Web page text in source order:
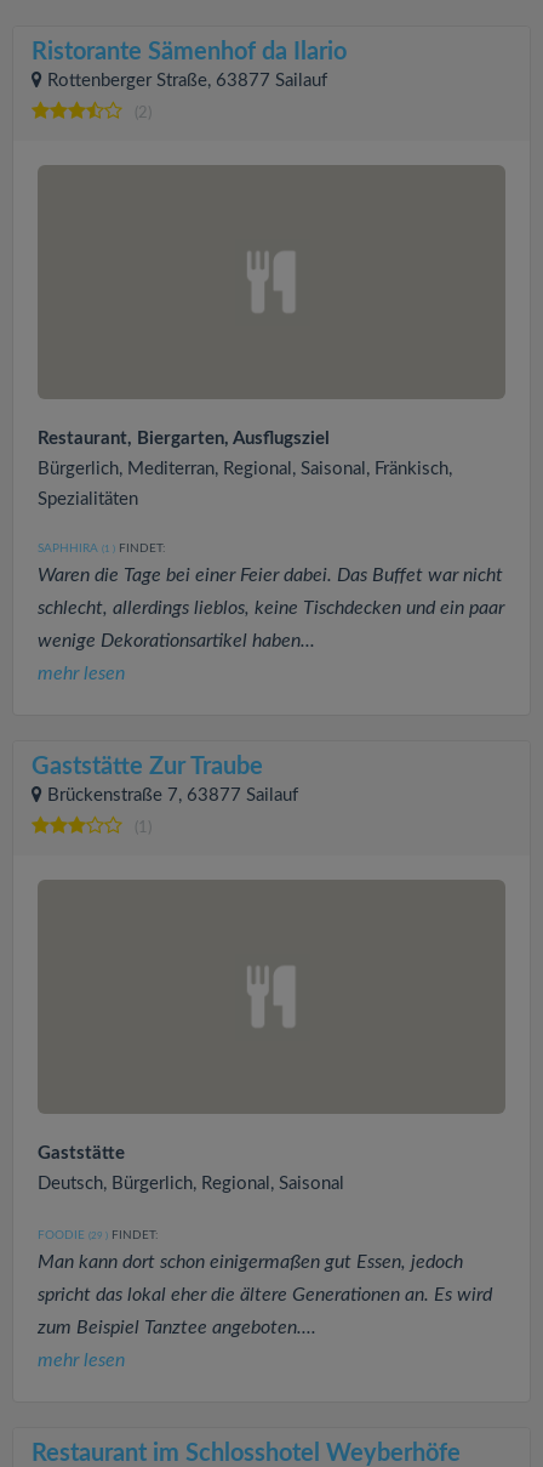
Ristorante Sämenhof da Ilario
Rottenberger Straße, 63877 Sailauf
(2)
Restaurant, Biergarten, Ausflugsziel
Bürgerlich, Mediterran, Regional, Saisonal, Fränkisch,
Spezialitäten
SAPHHIRA (1 ) FINDET:
Waren die Tage bei einer Feier dabei. Das Buffet war nicht
schlecht, allerdings lieblos, keine Tischdecken und ein paar
wenige Dekorationsartikel haben...
mehr lesen
Gaststätte Zur Traube
Brückenstraße 7, 63877 Sailauf
(1)
Gaststätte
Deutsch, Bürgerlich, Regional, Saisonal
FOODIE (29 ) FINDET:
Man kann dort schon einigermaßen gut Essen, jedoch
spricht das lokal eher die ältere Generationen an. Es wird
zum Beispiel Tanztee angeboten....
mehr lesen
Restaurant im Schlosshotel Weyberhöfe